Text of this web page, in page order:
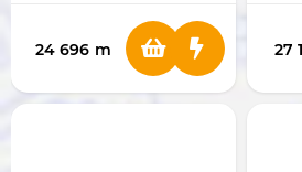
24 696 m 27